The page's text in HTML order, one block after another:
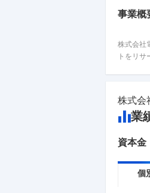
事業概
株式会社
トをリサ
株式会
業
資本金
個